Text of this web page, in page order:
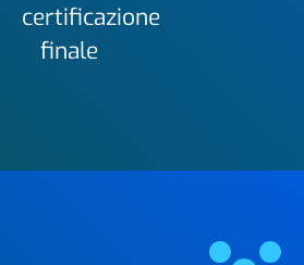
certificazione
finale